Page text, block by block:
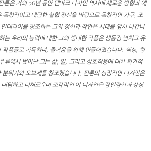
톤은 거의 50년 동안 덴마크 디자인 역사에 새로운 방향과 에
독창적이고 대담한 실험 정신을 바탕으로 독창적인 가구, 조
테리어를 창조하는 그의 정신과 작업은 시대를 앞서 나갑니
는 우리의 능력에 대한 그의 방대한 작품은 생동감 넘치고 유
작품들로 가득하며, 즐거움을 위해 만들어졌습니다. 색상, 형
류에서 벗어난 그는 삶, 일, 그리고 상호작용에 대한 획기적
분위기와 오브제를 창조했습니다. 판톤의 상징적인 디자인은
담하고 다채로우며 조각적인 이 디자인은 장인정신과 상상